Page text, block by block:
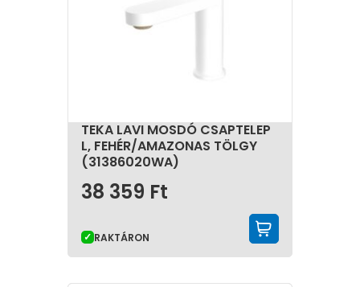
TEKA LAVI MOSDÓ CSAPTELEP
L, FEHÉR/AMAZONAS TÖLGY
(31386020WA)
38 359 Ft
RAKTÁRON